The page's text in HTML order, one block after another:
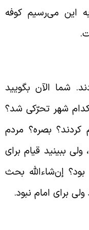
این می‌رسیم کوفه
شما الآن بگویید
شهر تحرّکی شد؟
کردند؟ بصره؟ مردم
ببینید قیام برای
إن‌شاء‌الله بحث
برای امام نبود.